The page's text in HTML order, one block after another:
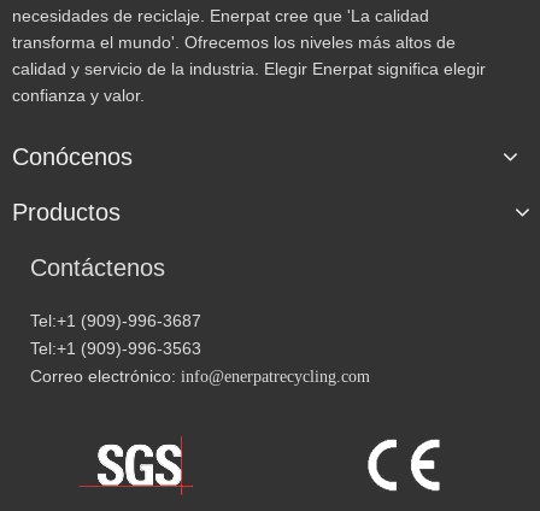
necesidades de reciclaje. Enerpat cree que 'La calidad
transforma el mundo'. Ofrecemos los niveles más altos de
calidad y servicio de la industria. Elegir Enerpat significa elegir
confianza y valor.
Conócenos
Productos
Contáctenos
Tel:+1 (909)-996-3687
Tel:+1 (909)-996-3563
Correo electrónico: info@enerpatrecycling.com